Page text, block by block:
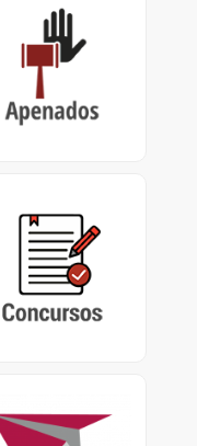
Impedimentos de
/ Licitação,
Certificado de
Apenamento e
encerrados,
em andamento e
do Tribunal de
do Estado de São
Sistema de